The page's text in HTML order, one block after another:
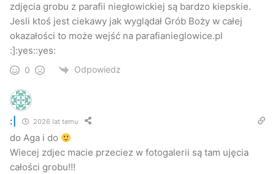
zdjęcia grobu z parafii niegłowickiej są bardzo kiepskie.
Jesli ktoś jest ciekawy jak wyglądał Grób Boży w całej
okazałości to może wejść na parafianieglowice.pl
:]:yes::yes:
0 Odpowiedz
:| 2026 lat temu
do Aga i do
Wiecej zdjec macie przeciez w fotogalerii są tam ujęcia
całości grobu!!!